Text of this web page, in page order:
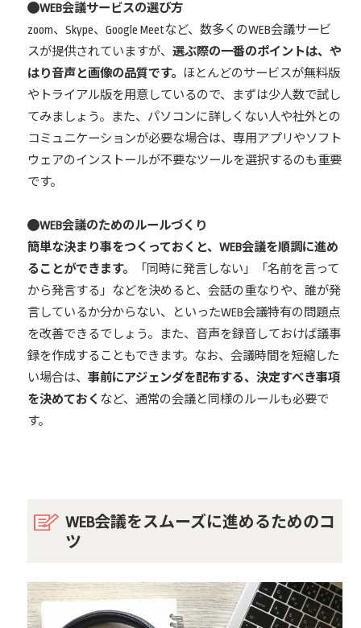
WEB会議サービスの選び方
zoom、Skype、Google Meetなど、数多くのWEB会議サービ
スが提供されていますが、 選ぶ際の一番のポイントは、や
はり音声と画像の品質です。 ほとんどのサービスが無料版
やトライアル版を用意しているので、まずは少人数で試し
てみましょう。また、パソコンに詳しくない人や社外との
コミュニケーションが必要な場合は、専用アプリやソフト
ウェアのインストールが不要なツールを選択するのも重要
です。
WEB会議のためのルールづくり
簡単な決まり事をつくっておくと、WEB会議を順調に進め
ることができます。
「同時に発言しない」「名前を言って
から発言する」などを決めると、会話の重なりや、誰が発
言しているか分からない、といったWEB会議特有の問題点
を改善できるでしょう。また、音声を録音しておけば議事
録を作成することもできます。なお、会議時間を短縮した
い場合は、 事前にアジェンダを配布する、決定すべき事項
を決めておく など、通常の会議と同様のルールも必要で
す。
WEB会議をスムーズに進めるためのコ
ツ